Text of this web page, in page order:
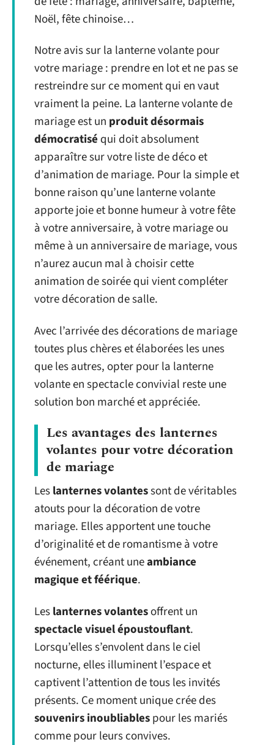
Noël, fête chinoise…
Notre avis sur la lanterne volante pour
votre mariage : prendre en lot et ne pas se
restreindre sur ce moment qui en vaut
vraiment la peine. La lanterne volante de
mariage est un produit désormais
démocratisé qui doit absolument
apparaître sur votre liste de déco et
d’animation de mariage. Pour la simple et
bonne raison qu’une lanterne volante
apporte joie et bonne humeur à votre fête
à votre anniversaire, à votre mariage ou
même à un anniversaire de mariage, vous
n’aurez aucun mal à choisir cette
animation de soirée qui vient compléter
votre décoration de salle.
Avec l’arrivée des décorations de mariage
toutes plus chères et élaborées les unes
que les autres, opter pour la lanterne
volante en spectacle convivial reste une
solution bon marché et appréciée.
Les avantages des lanternes
volantes pour votre décoration
de mariage
Leslanternes volantessont de véritables
atouts pour la décoration de votre
mariage. Elles apportent une touche
d’originalité et de romantisme à votre
événement, créant uneambiance
magique et féérique.
Leslanternes volantesoffrent un
spectacle visuel époustouflant.
Lorsqu’elles s’envolent dans le ciel
nocturne, elles illuminent l’espace et
captivent l’attention de tous les invités
présents. Ce moment unique crée des
souvenirs inoubliablespour les mariés
comme pour leurs convives.